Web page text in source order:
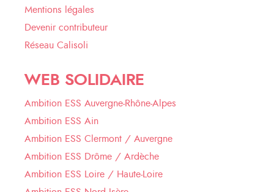
Mentions légales
Devenir contributeur
Réseau Calisoli
WEB SOLIDAIRE
Ambition ESS Auvergne-Rhône-Alpes
Ambition ESS Ain
Ambition ESS Clermont / Auvergne
Ambition ESS Drôme / Ardèche
Ambition ESS Loire / Haute-Loire